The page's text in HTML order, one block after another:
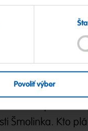
Povoliť výber
Šmolinka. Kto